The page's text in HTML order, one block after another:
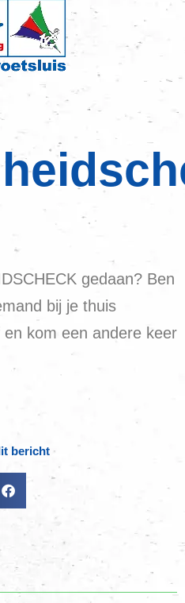
gedaan? Ben
bij je thuis
kom een andere keer
bericht